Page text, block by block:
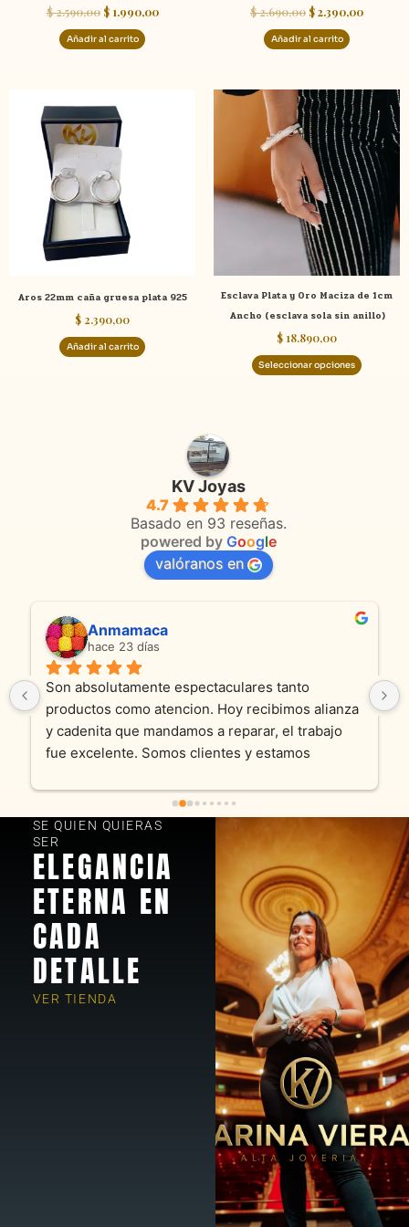
$2.590,00 $1.990,00
Añadir al carrito
$2.690,00 $2.390,00
Añadir al carrito
Aros 22mm caña gruesa plata 925
$ 2.390,00
Añadir al carrito
Esclava Plata y Oro Maciza de 1cm
Ancho (esclava sola sin anillo)
$ 18.890,00
Seleccionar opciones
Este
tiene
Las
se
pueden
elegir
en
la
de
KV Joyas
4.7
Basado en 93 reseñas.
powered by Google
valóranos en
Anmamaca
hace 23 días
Son absolutamente espectaculares tanto
productos como atencion. Hoy recibimos alianza
y cadenita que mandamos a reparar, el trabajo
fue excelente. Somos clientes y estamos
SE QUIEN QUIERAS
SER
ELEGANCIA
ETERNA EN
CADA
DETALLE
VER TIENDA